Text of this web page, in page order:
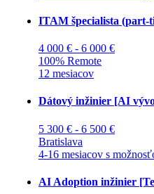
ITAM špecialista (part-
4 000 € - 6 000 €
100% Remote
12 mesiacov
Dátový inžinier [AI
5 300 € - 6 500 €
Bratislava
4-16 mesiacov s
AI Adoption inžinier